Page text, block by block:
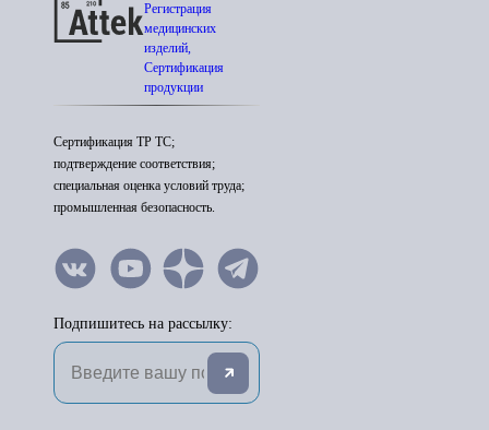
Регистрация
медицинских
изделий,
Сертификация
продукции
Сертификация ТР ТС;
подтверждение соответствия;
специальная оценка условий труда;
промышленная безопасность.
Подпишитесь на рассылку: